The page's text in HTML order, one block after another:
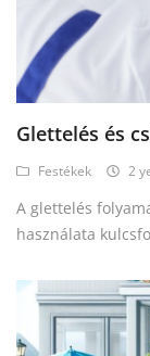
Blog
Bejelentkezés
Regisztráció
Glettelés és
Festékek 2
A glettelés
használata